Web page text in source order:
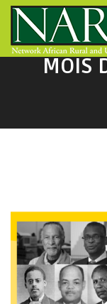
Direkt zum Inhalt
MOIS